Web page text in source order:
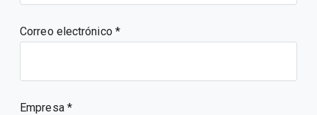
Correo electrónico
Empresa